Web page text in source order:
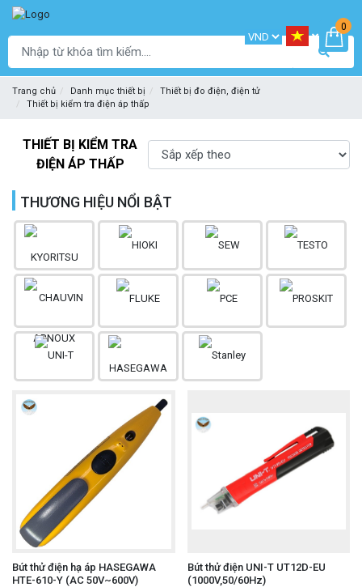
0
Trang chủ Danh mục thiết bị
Thiết bị đo điện, điện tử
Thiết bị kiểm tra điện áp thấp
THIẾT BỊ KIỂM TRA
ĐIỆN ÁP THẤP
THƯƠNG HIỆU NỔI BẬT
Bút thử điện hạ áp HASEGAWA
HTE-610-Y (AC 50V~600V)
Bút thử điện UNI-T UT12D-EU
(1000V,50/60Hz)